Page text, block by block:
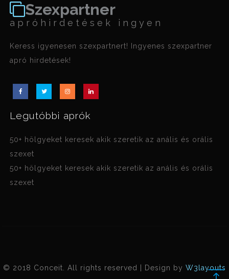
Szexpartner
apróhirdetések ingyen
Keress igyenesen szexpartnert! Ingyenes szexpartner
apró hirdetések!
Legutóbbi aprók
50+ hölgyeket keresek akik szeretik az anális és orális
szexet
50+ hölgyeket keresek akik szeretik az anális és orális
szexet
© 2018 Conceit. All rights reserved | Design by W3layouts